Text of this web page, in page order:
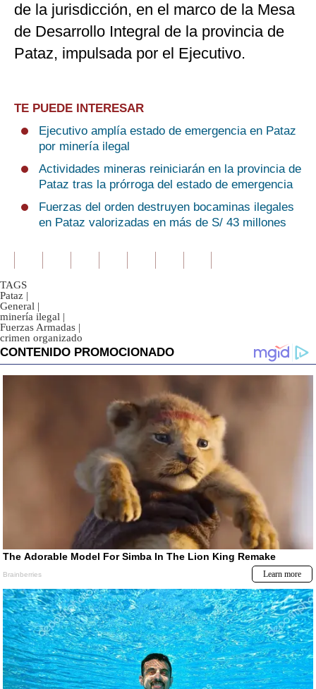
de la jurisdicción, en el marco de la Mesa
de Desarrollo Integral de la provincia de
Pataz, impulsada por el Ejecutivo.
TE PUEDE INTERESAR
Ejecutivo amplía estado de emergencia en Pataz
por minería ilegal
Actividades mineras reiniciarán en la provincia de
Pataz tras la prórroga del estado de emergencia
Fuerzas del orden destruyen bocaminas ilegales
en Pataz valorizadas en más de S/ 43 millones
TAGS
Pataz |
General |
minería ilegal |
Fuerzas Armadas |
crimen organizado